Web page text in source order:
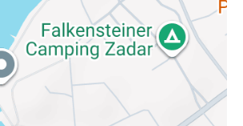
Halbpension
Halbpension beinhaltet Frühstück
la Carte.
gegen
Tennisstunden, Tischtennis und
gegen Gebühr.HotelserviceWäsche-